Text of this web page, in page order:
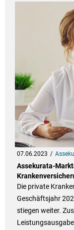
07.06.2023
Assekurata-
Die private
Geschäftsjahr
stiegen weiter.